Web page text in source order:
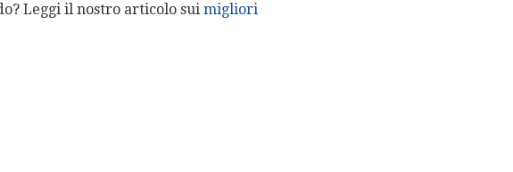
Leggi il nostro articolo sui migliori